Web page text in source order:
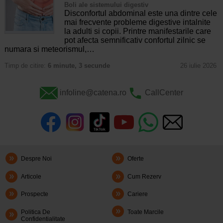
Boli ale sistemului digestiv
Disconfortul abdominal este una dintre cele
mai frecvente probleme digestive intalnite
la adulti si copii. Printre manifestarile care
pot afecta semnificativ confortul zilnic se
numara si meteorismul,…
Timp de citire: 6 minute, 3 secunde 26 iulie 2026
infoline@catena.ro CallCenter
Despre Noi Oferte
Articole Cum Rezerv
Prospecte Cariere
Politica De
Confidentialitate
Toate Marcile